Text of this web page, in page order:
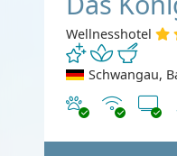
Wellnesshotel
Schwangau,
Haustiere erlaubt
InternetTV